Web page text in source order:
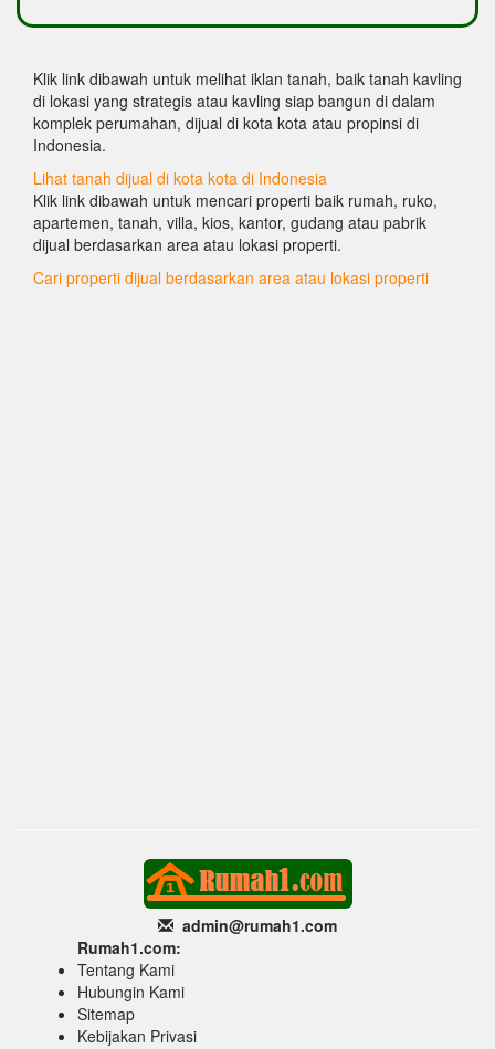
Klik link dibawah untuk melihat iklan tanah, baik tanah kavling
di lokasi yang strategis atau kavling siap bangun di dalam
komplek perumahan, dijual di kota kota atau propinsi di
Indonesia.
Lihat tanah dijual di kota kota di Indonesia
Klik link dibawah untuk mencari properti baik rumah, ruko,
apartemen, tanah, villa, kios, kantor, gudang atau pabrik
dijual berdasarkan area atau lokasi properti.
Cari properti dijual berdasarkan area atau lokasi properti
admin@rumah1.com
Rumah1.com:
Tentang Kami
Hubungin Kami
Sitemap
Kebijakan Privasi